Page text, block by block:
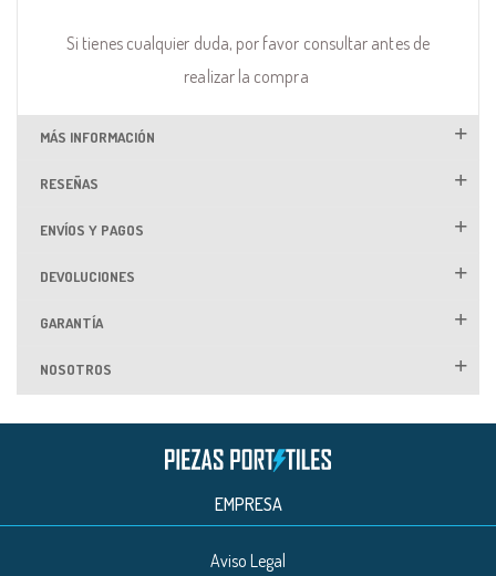
Si tienes cualquier duda, por favor consultar antes de
realizar la compra
MÁS INFORMACIÓN
RESEÑAS
ENVÍOS Y PAGOS
DEVOLUCIONES
GARANTÍA
NOSOTROS
EMPRESA
Aviso Legal